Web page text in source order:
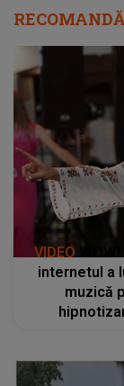
VIDEO
internetul a
muzică